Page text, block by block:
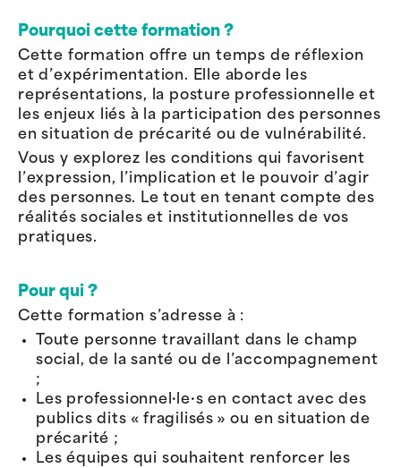
Pourquoi cette formation ?
Cette formation offre un temps de réflexion
et d’expérimentation. Elle aborde les
représentations, la posture professionnelle et
les enjeux liés à la participation des personnes
en situation de précarité ou de vulnérabilité.
Vous y explorez les conditions qui favorisent
l’expression, l’implication et le pouvoir d’agir
des personnes. Le tout en tenant compte des
réalités sociales et institutionnelles de vos
pratiques.
Pour qui ?
Cette formation s’adresse à :
Toute personne travaillant dans le champ
social, de la santé ou de l’accompagnement
;
Les professionnel·le·s en contact avec des
publics dits « fragilisés » ou en situation de
précarité ;
Les équipes qui souhaitent renforcer les